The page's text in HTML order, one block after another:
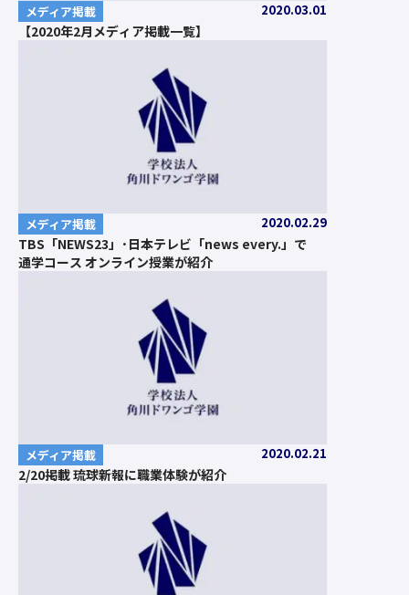
メディア掲載 2020.03.01
【2020年2月メディア掲載一覧】
メディア掲載 2020.02.29
TBS「NEWS23」･日本テレビ「news every.」で
通学コース オンライン授業が紹介
メディア掲載 2020.02.21
2/20掲載 琉球新報に職業体験が紹介